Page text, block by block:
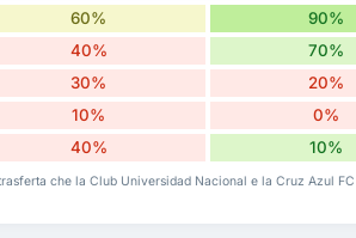
60% 90%
40% 70%
30% 20%
10% 0%
40% 10%
che la Club Universidad Nacional e la Cruz Azul